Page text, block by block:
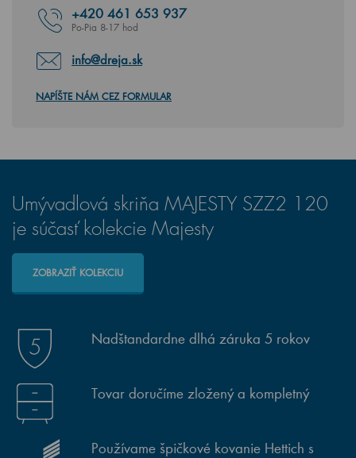
+420 461 653 937
Po-Pia 8-17 hod
info@dreja.sk
NAPÍŠTE NÁM CEZ FORMULAR
Umývadlová skriňa MAJESTY SZZ2 120
je súčasť kolekcie Majesty
ZOBRAZIŤ KOLEKCIU
Nadštandardne dlhá záruka 5 rokov
Tovar doručíme zložený a kompletný
Používame špičkové kovanie Hettich s